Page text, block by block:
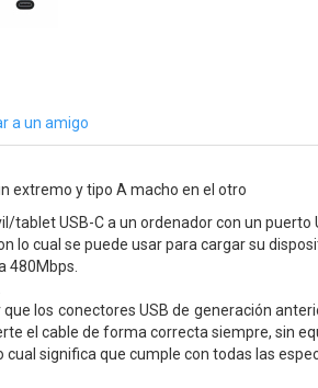
a un amigo
extremo y tipo A macho en el otro
tablet USB-C a un ordenador con un puerto
lo cual se puede usar para cargar su
480Mbps.
los conectores USB de generación
el cable de forma correcta siempre, sin
cual significa que cumple con todas las